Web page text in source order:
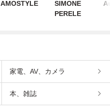
AMOSTYLE
SIMONE
PERELE
家電、AV、カメラ
本、雑誌